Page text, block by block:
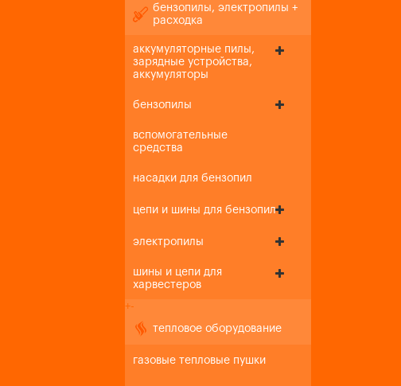
бензопилы, электропилы +
расходка
аккумуляторные пилы,
зарядные устройства,
аккумуляторы
бензопилы
вспомогательные
средства
насадки для бензопил
цепи и шины для бензопил
электропилы
шины и цепи для
харвестеров
+-
тепловое оборудование
газовые тепловые пушки